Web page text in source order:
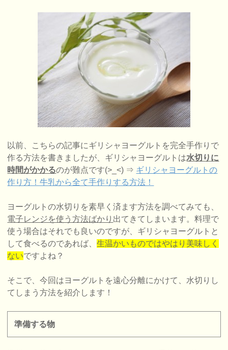
以前、こちらの記事にギリシャヨーグルトを完全手作りで
作る方法を書きましたが、ギリシャヨーグルトは水切りに
時間がかかるのが難点です(>_<) ⇒ ギリシャヨーグルトの
作り方！牛乳から全て手作りする方法！
ヨーグルトの水切りを素早く済ます方法を調べてみても、
電子レンジを使う方法ばかり 出てきてしまいます。料理で
使う場合はそれでも良いのですが、ギリシャヨーグルトと
して食べるのであれば、生温かいものではやはり美味しく
ないですよね？
そこで、今回はヨーグルトを遠心分離にかけて、水切りし
てしまう方法を紹介します！
準備する物